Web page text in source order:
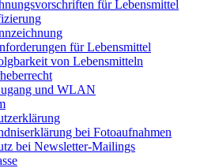
für Lebensmittel
für Lebensmittel
von Lebensmitteln
und WLAN
bei Fotoaufnahmen
bei Newsletter-Mailings